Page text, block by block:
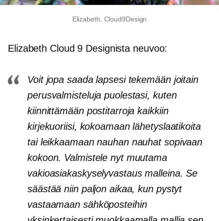
Elizabeth, Cloud9Design
Elizabeth Cloud 9 Designista neuvoo:
Voit jopa saada lapsesi tekemään joitain
perusvalmisteluja puolestasi, kuten
kiinnittämään postitarroja kaikkiin
kirjekuoriisi, kokoamaan lähetyslaatikoita
tai leikkaamaan nauhan nauhat sopivaan
kokoon. Valmistele nyt muutama
vakioasiakaskyselyvastaus malleina. Se
säästää niin paljon aikaa, kun pystyt
vastaamaan sähköposteihin